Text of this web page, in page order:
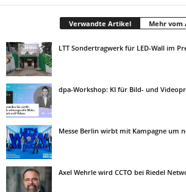
Verwandte Artikel Mehr vom
LTT Sondertragwerk für LED-Wall im
dpa-Workshop: KI für Bild- und
Messe Berlin wirbt mit Kampagne um
Axel Wehrle wird CCTO bei Riedel